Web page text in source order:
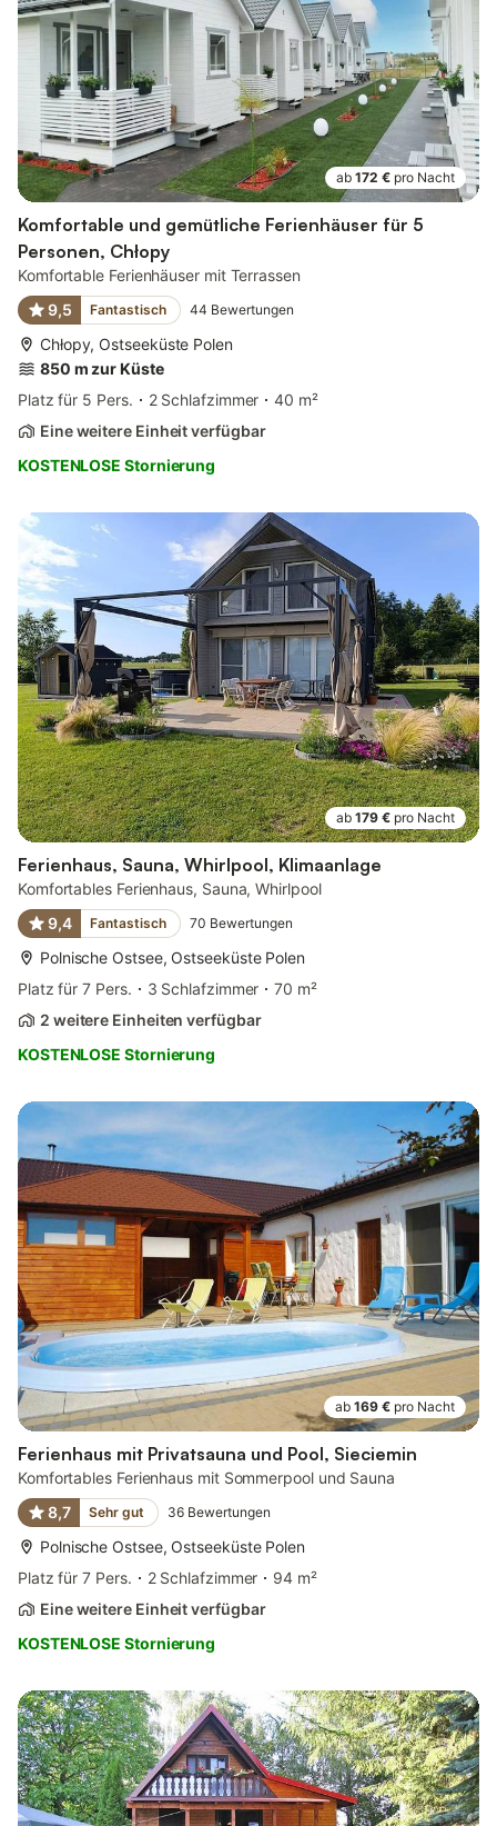
ab 172 € pro Nacht
Komfortable und gemütliche Ferienhäuser für 5
Personen, Chłopy
Komfortable Ferienhäuser mit Terrassen
9,5
Fantastisch 44 Bewertungen
Chłopy, Ostseeküste Polen
850 m zur Küste
Platz für 5 Pers.
2 Schlafzimmer
40 m²
Eine weitere Einheit verfügbar
KOSTENLOSE Stornierung
ab 179 € pro Nacht
Ferienhaus, Sauna, Whirlpool, Klimaanlage
Komfortables Ferienhaus, Sauna, Whirlpool
9,4
Fantastisch 70 Bewertungen
Polnische Ostsee, Ostseeküste Polen
Platz für 7 Pers.
3 Schlafzimmer
70 m²
2 weitere Einheiten verfügbar
KOSTENLOSE Stornierung
ab 169 € pro Nacht
Ferienhaus mit Privatsauna und Pool, Sieciemin
Komfortables Ferienhaus mit Sommerpool und Sauna
8,7
Sehr gut 36 Bewertungen
Polnische Ostsee, Ostseeküste Polen
Platz für 7 Pers.
2 Schlafzimmer
94 m²
Eine weitere Einheit verfügbar
KOSTENLOSE Stornierung